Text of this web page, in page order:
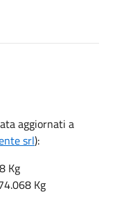
aggiornati a
srl):
Kg
Kg